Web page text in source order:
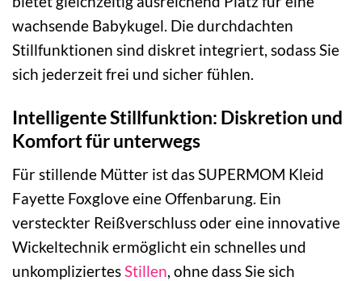
wachsende Babykugel. Die durchdachten
Stillfunktionen sind diskret integriert, sodass Sie
sich jederzeit frei und sicher fühlen.
Intelligente Stillfunktion: Diskretion und
Komfort für unterwegs
Für stillende Mütter ist das SUPERMOM Kleid
Fayette Foxglove eine Offenbarung. Ein
versteckter Reißverschluss oder eine innovative
Wickeltechnik ermöglicht ein schnelles und
unkompliziertesStillen, ohne dass Sie sich